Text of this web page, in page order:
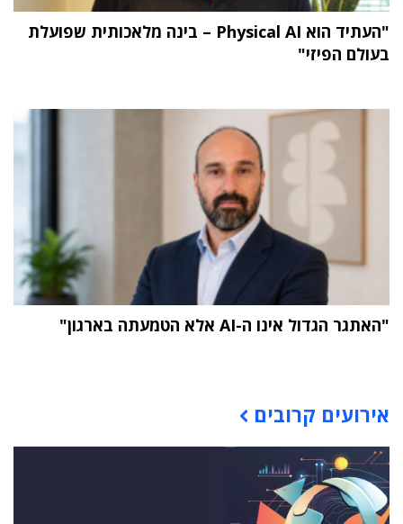
"העתיד הוא Physical AI – בינה מלאכותית שפועלת
בעולם הפיזי"
"האתגר הגדול אינו ה-AI אלא הטמעתה בארגון"
אירועים קרובים